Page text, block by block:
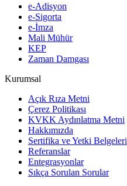
e-Adisyon
e-Sigorta
e-İmza
Mali Mühür
KEP
Zaman Damgası
Kurumsal
Açık Rıza Metni
Çerez Politikası
KVKK Aydınlatma Metni
Hakkımızda
Sertifika ve Yetki Belgeleri
Referanslar
Entegrasyonlar
Sıkça Sorulan Sorular